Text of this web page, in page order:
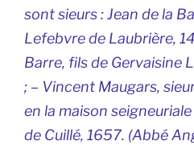
sont sieurs : Jean de la
Lefebvre de Laubrière,
Barre, fils de Gervaisine
; – Vincent Maugars,
en la maison
de Cuillé, 1657. (Abbé